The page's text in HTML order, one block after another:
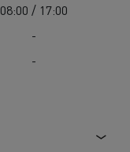
08:00 / 17:00
-
-